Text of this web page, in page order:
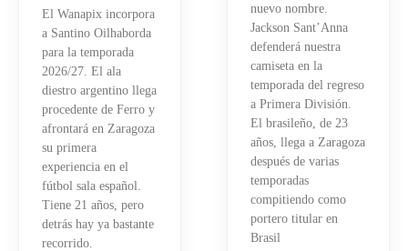
El Wanapix incorpora
a Santino Oilhaborda
para la temporada
2026/27. El ala
diestro argentino llega
procedente de Ferro y
afrontará en Zaragoza
su primera
experiencia en el
fútbol sala español.
Tiene 21 años, pero
detrás hay ya bastante
recorrido.
nuevo nombre.
Jackson Sant’Anna
defenderá nuestra
camiseta en la
temporada del regreso
a Primera División.
El brasileño, de 23
años, llega a Zaragoza
después de varias
temporadas
compitiendo como
portero titular en
Brasil